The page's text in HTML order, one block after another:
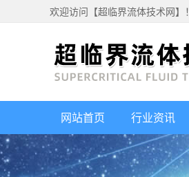
欢迎访问【超临界流体技术网】！
网站首页 行业资讯